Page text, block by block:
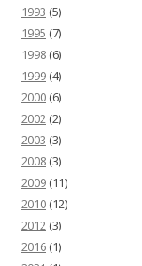
1993 (5)
1995 (7)
1998 (6)
1999 (4)
2000 (6)
2002 (2)
2003 (3)
2008 (3)
2009 (11)
2010 (12)
2012 (3)
2016 (1)